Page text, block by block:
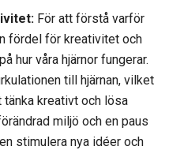
För att förstå varför
fördel för kreativitet och
hur våra hjärnor fungerar.
till hjärnan, vilket
kreativt och lösa
miljö och en paus
stimulera nya idéer och